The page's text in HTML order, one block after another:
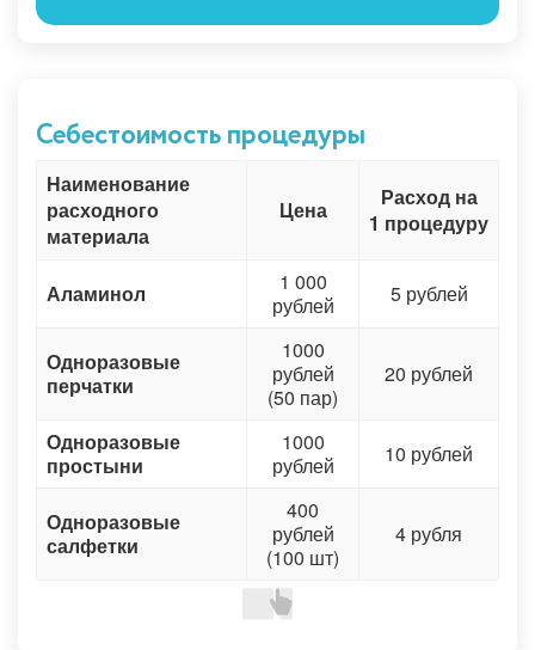
Себестоимость процедуры
Наименование
расходного
материала
Цена
Расход на
1 процедуру
Аламинол
1 000
рублей
5 рублей
Одноразовые
перчатки
1000
рублей
(50 пар)
20 рублей
Одноразовые
простыни
1000
рублей
10 рублей
Одноразовые
салфетки
400
рублей
(100 шт)
4 рубля